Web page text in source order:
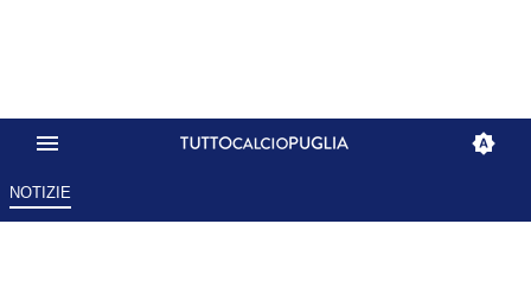
NOTIZIE